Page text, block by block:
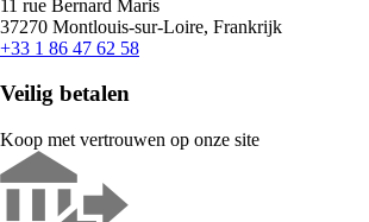
11 rue Bernard Maris
37270 Montlouis-sur-Loire, Frankrijk
+33 1 86 47 62 58
Veilig betalen
Koop met vertrouwen op onze site